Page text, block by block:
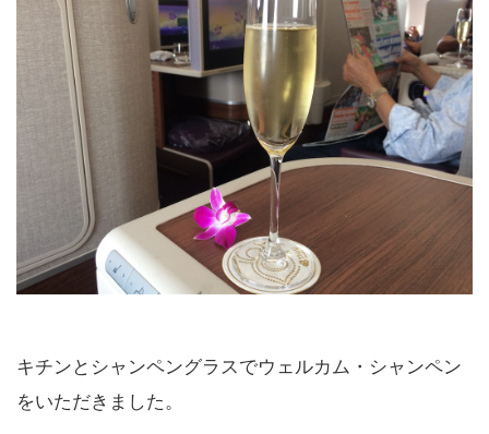
キチンとシャンペングラスでウェルカム・シャンペン
をいただきました。